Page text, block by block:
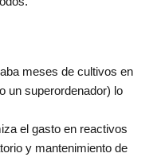
meses de cultivos en
un superordenador) lo
el gasto en reactivos
y mantenimiento de